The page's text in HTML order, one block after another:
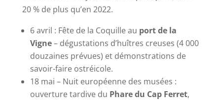
20 % de plus qu’en 2022.
6 avril : Fête de la Coquille au port de la
Vigne– dégustations d’huîtres creuses (4 000
douzaines prévues) et démonstrations de
savoir-faire ostréicole.
18 mai – Nuit européenne des musées :
ouverture tardive du Phare du Cap Ferret,